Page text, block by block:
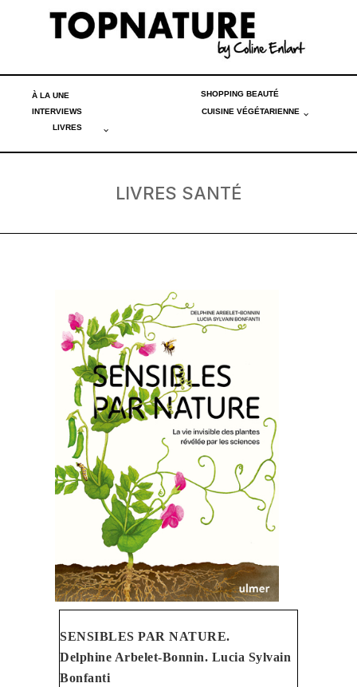
À LA UNE SHOPPING BEAUTÉ
INTERVIEWS
CUISINE VÉGÉTARIENNE
LIVRES
LIVRES SANTÉ
SENSIBLES PAR NATURE.
Delphine Arbelet-Bonnin. Lucia Sylvain
Bonfanti